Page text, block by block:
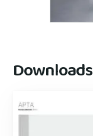
Downloads